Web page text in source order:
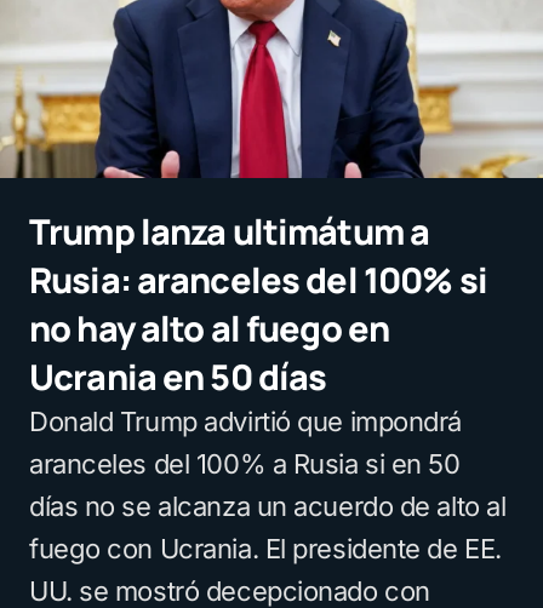
Trump lanza ultimátum a
Rusia: aranceles del 100% si
no hay alto al fuego en
Ucrania en 50 días
Donald Trump advirtió que impondrá
aranceles del 100% a Rusia si en 50
días no se alcanza un acuerdo de alto al
fuego con Ucrania. El presidente de EE.
UU. se mostró decepcionado con